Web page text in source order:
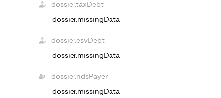
dossier.taxDebt
dossier.missingData
dossier.esvDebt
dossier.missingData
dossier.ndsPayer
dossier.missingData